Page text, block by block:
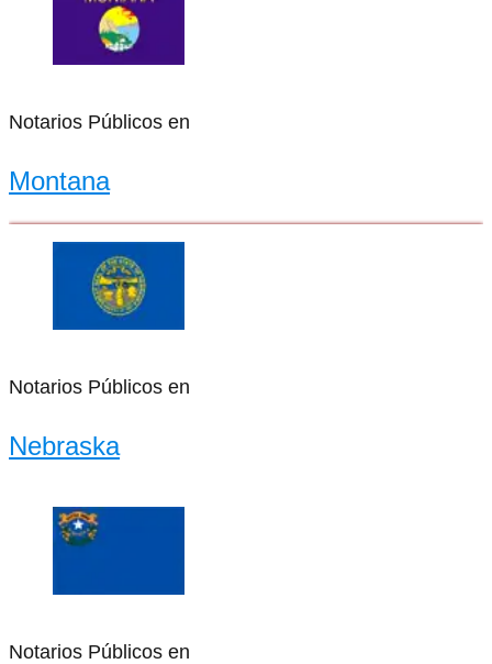
Notarios Públicos en
Montana
Notarios Públicos en
Nebraska
Notarios Públicos en